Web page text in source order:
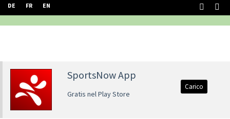
DE FR EN
SportsNow App
Gratis nel Play Store
Carico